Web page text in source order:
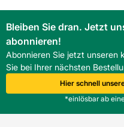
Ist der Nelskamp TOP
Dachneigungen geeignet?
Er ist für übliche
Neigungsbereiche sollten
Wie viele Nelskamp TOP
Etwa 2,5 Stück pro
die Materialplanung
Bleiben Sie dran. Jetzt
abonnieren!
Abonnieren Sie jetzt unseren
Sie bei Ihrer nächsten
Hier schnell
*einlösbar ab